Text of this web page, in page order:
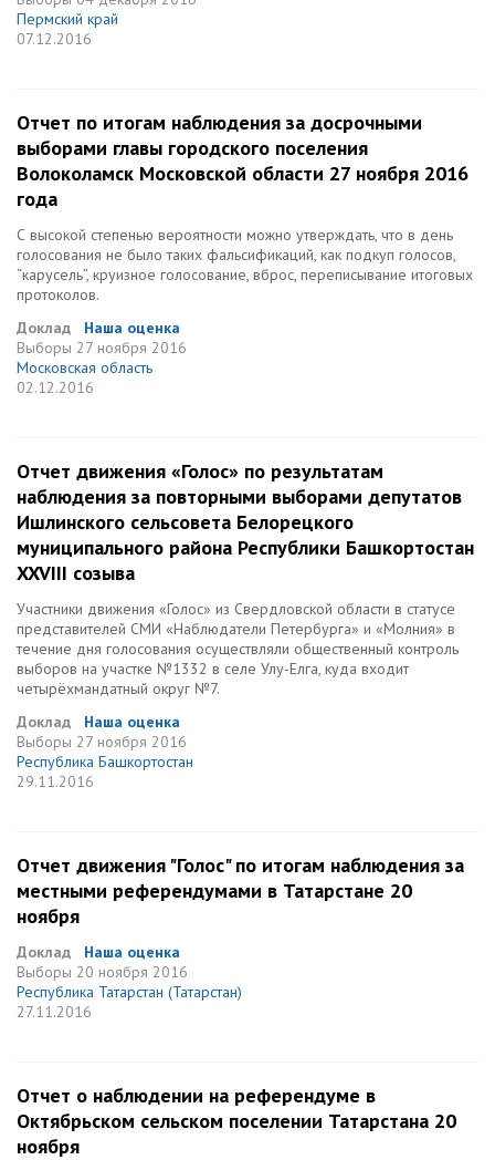
Пермский край
07.12.2016
Отчет по итогам наблюдения за досрочными
выборами главы городского поселения
Волоколамск Московской области 27 ноября 2016
года
С высокой степенью вероятности можно утверждать, что в день
голосования не было таких фальсификаций, как подкуп голосов,
“карусель”, круизное голосование, вброс, переписывание итоговых
протоколов.
Доклад
Наша оценка
Выборы 27 ноября 2016
Московская область
02.12.2016
Отчет движения «Голос» по результатам
наблюдения за повторными выборами депутатов
Ишлинского сельсовета Белорецкого
муниципального района Республики Башкортостан
XXVIII созыва
Участники движения «Голос» из Свердловской области в статусе
представителей СМИ «Наблюдатели Петербурга» и «Молния» в
течение дня голосования осуществляли общественный контроль
выборов на участке №1332 в селе Улу-Елга, куда входит
четырёхмандатный округ №7.
Доклад
Наша оценка
Выборы 27 ноября 2016
Республика Башкортостан
29.11.2016
Отчет движения "Голос" по итогам наблюдения за
местными референдумами в Татарстане 20
ноября
Доклад
Наша оценка
Выборы 20 ноября 2016
Республика Татарстан (Татарстан)
27.11.2016
Отчет о наблюдении на референдуме в
Октябрьском сельском поселении Татарстана 20
ноября